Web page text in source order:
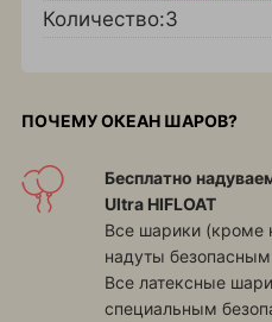
Количество:3
ПОЧЕМУ ОКЕАН ШАРОВ?
Бесплатно
Ultra HIFLOAT
Все шарики (кроме
надуты
Все латексные
специальным